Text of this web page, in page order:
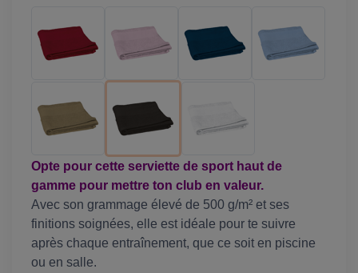
Opte pour cette serviette de sport haut de
gamme pour mettre ton club en valeur.
Avec son grammage élevé de 500 g/m² et ses
finitions soignées, elle est idéale pour te suivre
après chaque entraînement, que ce soit en piscine
ou en salle.